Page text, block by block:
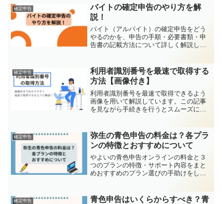
す。令和５年分の確定申告からは新たに
「給与の源泉徴収票」、「国民年金基
金」、「iDeCo」、「小規模企業共済掛
金」が連携できるようになりました。こ
の記事では、マイナポータル連携につい
て、連携できる収入と控除を解説しま
確定申告
バイトの確定申告のやり方を解
説！
バイト（アルバイト）の確定申告をどう
やるのかを、申告の手順・必要書類・申
告書の記載方法について詳しく解説しま
確定申告
利用者識別番号を最速で取得する
方法【画像付き】
利用者識別番号を最速で取得できるよう
画像を用いて解説しています。この記事
を見ながら手続きを行うとスムーズに取
確定申告
弥生の青色申告の料金は？各プラ
ンの特徴とおすすめについて
やよいの青色申告オンラインの料金と３
つのプランの特徴・サポート内容をまと
めおすすめのプラン選びの手助けをしま
確定申告
青色申告はいくらからすべき？青